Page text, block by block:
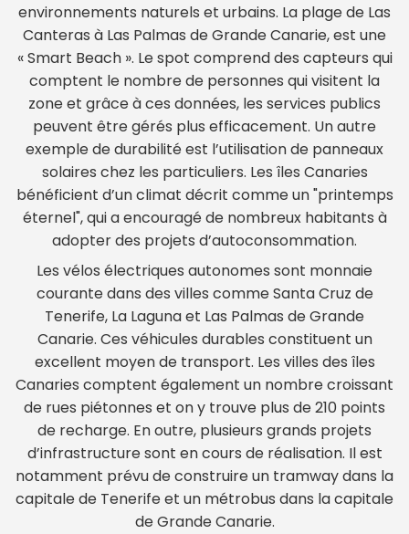
environnements naturels et urbains. La plage de Las
Canteras à Las Palmas de Grande Canarie, est une
« Smart Beach ». Le spot comprend des capteurs qui
comptent le nombre de personnes qui visitent la
zone et grâce à ces données, les services publics
peuvent être gérés plus efficacement. Un autre
exemple de durabilité est l’utilisation de panneaux
solaires chez les particuliers. Les îles Canaries
bénéficient d’un climat décrit comme un "printemps
éternel", qui a encouragé de nombreux habitants à
adopter des projets d’autoconsommation.
Les vélos électriques autonomes sont monnaie
courante dans des villes comme Santa Cruz de
Tenerife, La Laguna et Las Palmas de Grande
Canarie. Ces véhicules durables constituent un
excellent moyen de transport. Les villes des îles
Canaries comptent également un nombre croissant
de rues piétonnes et on y trouve plus de 210 points
de recharge. En outre, plusieurs grands projets
d’infrastructure sont en cours de réalisation. Il est
notamment prévu de construire un tramway dans la
capitale de Tenerife et un métrobus dans la capitale
de Grande Canarie.